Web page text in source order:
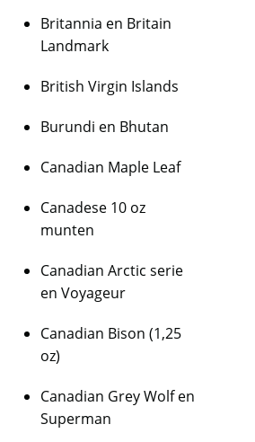
Britannia en Britain
Landmark
British Virgin Islands
Burundi en Bhutan
Canadian Maple Leaf
Canadese 10 oz
munten
Canadian Arctic serie
en Voyageur
Canadian Bison (1,25
oz)
Canadian Grey Wolf en
Superman